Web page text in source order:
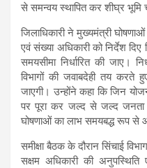
से समन्वय स्थापित कर शीघ्र भूमि
जिलाधिकारी ने मुख्यमंत्री
एवं संख्या अधिकारी को निर्देश
समयसीमा निर्धारित की जाए।
विभागों की जवाबदेही तय करते
जाएगी। उन्होंने कहा कि जिन
पर पूरा कर जल्द से जल्द जनता
घोषणाओं का लाभ समयबद्ध रूप
समीक्षा बैठक के दौरान सिंचाई
सक्षम अधिकारी की